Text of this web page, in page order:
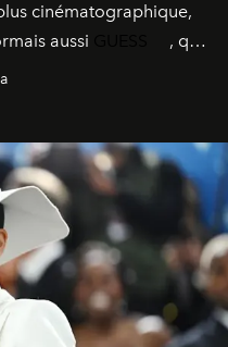
cinématographique,
aussi
, qui
hôtels, bateaux et
de style les plus